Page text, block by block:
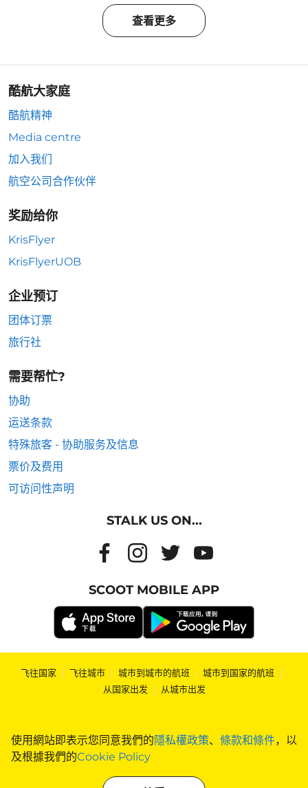
使用網站即表示您同意我們的隱私權政策、 條款和條件，以
及根據我們的Cookie Policy
查看更多
酷航大家庭
酷航精神
Media centre
加入我们
航空公司合作伙伴
奖励给你
KrisFlyer
KrisFlyerUOB
企业预订
团体订票
旅行社
需要帮忙?
协助
运送条款
特殊旅客 - 协助服务及信息
票价及费用
可访问性声明
STALK US ON...
SCOOT MOBILE APP
飞往国家 | 飞往城市 | 城市到城市的航班 | 城市到国家的航班 |
从国家出发 | 从城市出发